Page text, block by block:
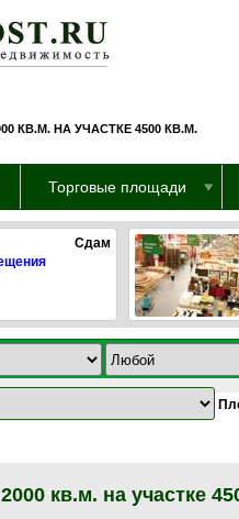
КВ.М. НА УЧАСТКЕ 4500 КВ.М.
Торговые площади
Сдам
кв.м. на участке